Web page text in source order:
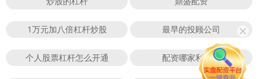
1万元加八倍杠杆炒股 最早的投顾公司
个人股票杠杆怎么开通 配资哪家利息低